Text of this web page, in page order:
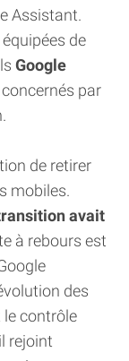
Assistant.
de
Google
par
de retirer
mobiles.
avait
à rebours est
des
contrôle
rejoint